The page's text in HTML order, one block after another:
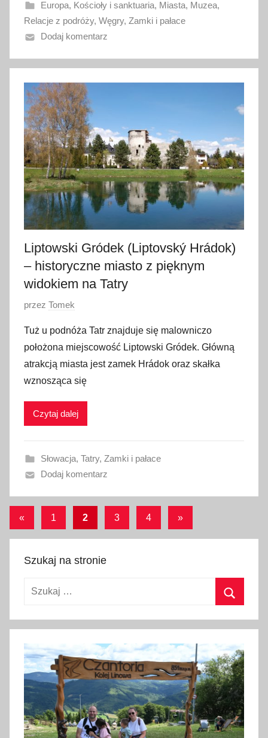
n
o
8
u
t
e
g
o
2
0
1
7
Europa, Kościoły i sanktuaria, Miasta, Muzea,
Relacje z podróży, Węgry, Zamki i pałace
Dodaj komentarz
Liptowski Gródek (Liptovský Hrádok)
– historyczne miasto z pięknym
widokiem na Tatry
O
u
b
l
i
w
n
o
0
t
a
2
0
1
przez Tomek
Tuż u podnóża Tatr znajduje się malowniczo
położona miejscowość Liptowski Gródek. Główną
atrakcją miasta jest zamek Hrádok oraz skałka
wznosząca się
Czytaj dalej
Słowacja, Tatry, Zamki i pałace
Dodaj komentarz
Stronicowanie
wpisów
« Poprzednie
1 2 3 4
Następne
»
Szukaj na stronie
Szukaj: